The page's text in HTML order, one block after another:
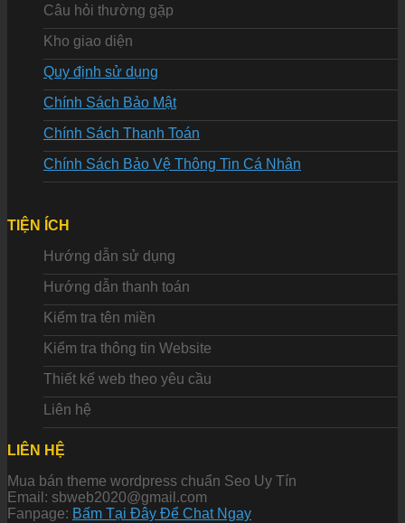
Câu hỏi thường gặp
Kho giao diện
Quy định sử dụng
Chính Sách Bảo Mật
Chính Sách Thanh Toán
Chính Sách Bảo Vệ Thông Tin Cá Nhân
TIỆN ÍCH
Hướng dẫn sử dụng
Hướng dẫn thanh toán
Kiểm tra tên miền
Kiểm tra thông tin Website
Thiết kế web theo yêu cầu
Liên hệ
LIÊN HỆ
Mua bán theme wordpress chuẩn Seo Uy Tín
Email: sbweb2020@gmail.com
Fanpage: Bấm Tại Đây Để Chat Ngay